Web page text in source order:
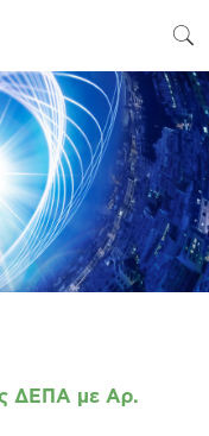
ΔΕΠΑ με Αρ.